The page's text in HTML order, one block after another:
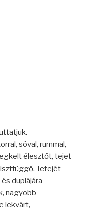
sóval, rummal,
élesztőt, tejet
Tetejét
duplájára
nagyobb
lekvárt,